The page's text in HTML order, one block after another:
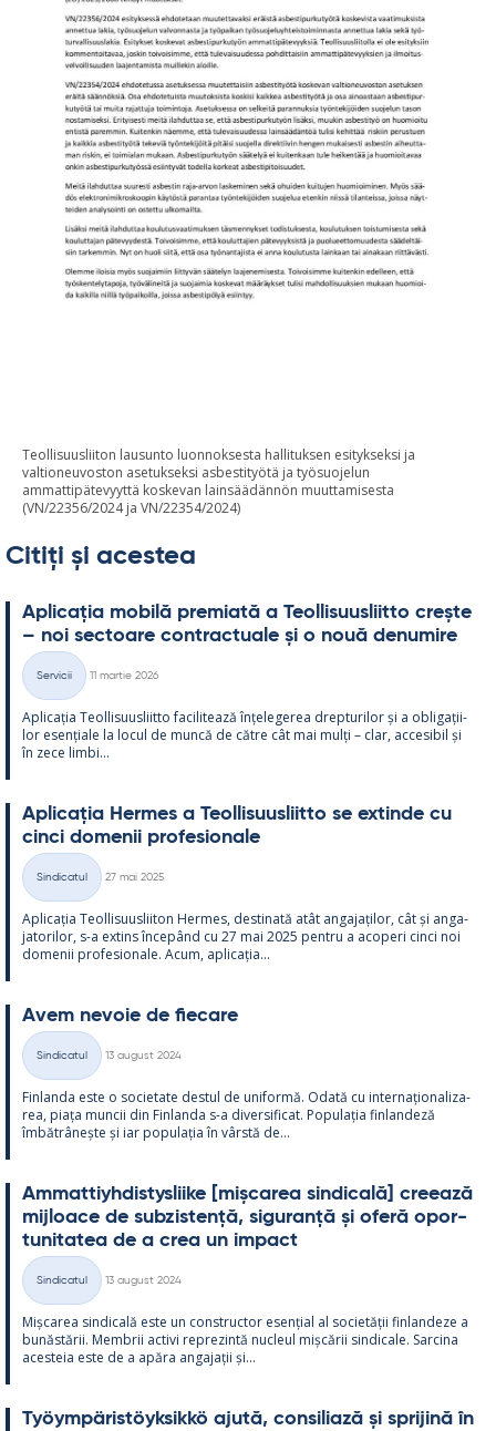
Teollisuusliiton lausunto luonnoksesta hallituksen esitykseksi ja
valtioneuvoston asetukseksi asbestityötä ja työsuojelun
ammattipätevyyttä koskevan lainsäädännön muuttamisesta
(VN/22356/2024 ja VN/22354/2024)
Citiți și acestea
Aplicația mo­bilă pre­miată a Teol­li­suus­liitto crește
– noi sec­toare cont­rac­tuale și o nouă de­nu­mire
Categorii
Servicii
11 martie 2026
Aplicația Teol­li­suus­liitto faci­li­tează înțe­le­ge­rea drep­tu­ri­lor și a obli­gații­
lor esențiale la locul de muncă de către cât mai mulți – clar, acce­si­bil și
în zece limbi...
Aplicația Her­mes a Teol­li­suus­liitto se ex­tinde cu
cinci do­me­nii pro­fe­sio­nale
Categorii
Sindicatul
27 mai 2025
Aplicația Teol­li­suus­lii­ton Her­mes, des­ti­nată atât an­ga­jați­lor, cât și an­ga­
ja­to­ri­lor, s-a ex­tins începând cu 27 mai 2025 pentru a aco­peri cinci noi
do­me­nii pro­fe­sio­nale. Acum, aplicația...
Avem ne­voie de fiecare
Categorii
Sindicatul
13 august 2024
Fin­landa este o socie­tate des­tul de uni­formă. Odată cu in­ter­națio­na­liza­
rea, piața muncii din Fin­landa s-a di­ver­si­ficat. Po­pu­lația fin­lan­deză
îmbătrâ­nește și iar po­pu­lația în vârstă de...
Am­mat­tiyh­dis­tys­liike [mișca­rea sin­dicală] cree­ază
mij­loace de subzis­tență, si­gu­ranță și oferă opor­
tu­ni­ta­tea de a crea un im­pact
Categorii
Sindicatul
13 august 2024
Mișca­rea sin­dicală este un con­struc­tor esențial al societății fin­lan­deze a
bunăstă­rii. Mem­brii ac­tivi reprezintă nucleul mișcă­rii sin­dicale. Sarcina
aces­teia este de a apăra an­ga­jații și...
Työym­pä­ris­töyk­sikkö ajută, con­si­liază și spri­jină în